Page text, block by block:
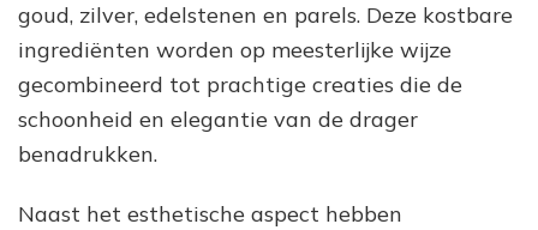
goud, zilver, edelstenen en parels. Deze kostbare
ingrediënten worden op meesterlijke wijze
gecombineerd tot prachtige creaties die de
schoonheid en elegantie van de drager
benadrukken.
Naast het esthetische aspect hebben